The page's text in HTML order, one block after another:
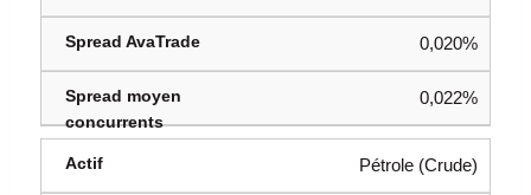
0,020%
0,022%
Pétrole (Crude)